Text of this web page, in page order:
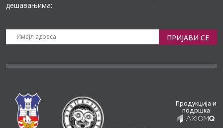
дешавањима:
ПРИЈАВИ СЕ
Продукција и
подршка